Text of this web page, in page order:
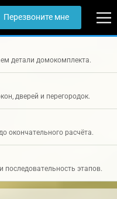
Перезвоните мне
детали домокомплекта.
дверей и перегородок.
окончательного расчёта.
последовательность этапов.